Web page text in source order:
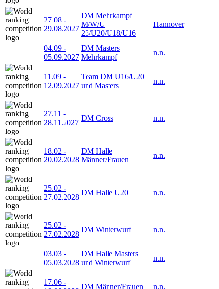
27.08 -
29.08.2027
DM Mehrkampf
M/W/U
23/U20/U18/U16
Hannover
04.09 -
05.09.2027
DM Masters
Mehrkampf
n.n.
11.09 -
12.09.2027
Team DM U16/U20
und Masters
n.n.
27.11 -
28.11.2027
DM Cross n.n.
18.02 -
20.02.2028
DM Halle
Männer/Frauen
n.n.
25.02 -
27.02.2028
DM Halle U20 n.n.
25.02 -
27.02.2028
DM Winterwurf n.n.
03.03 -
05.03.2028
DM Halle Masters
und Winterwurf
n.n.
17.06 -
DM Männer/Frauen n.n.